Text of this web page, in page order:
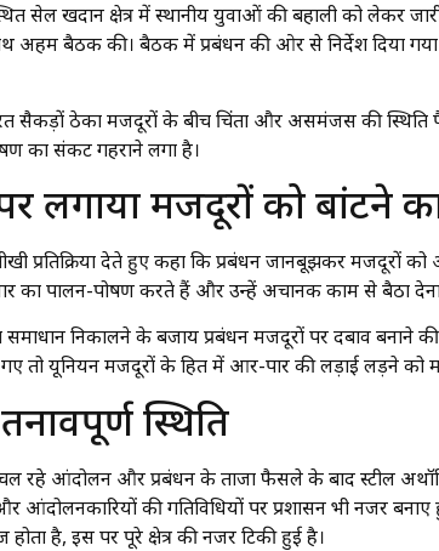
सेल खदान क्षेत्र में स्थानीय युवाओं की बहाली को लेकर
अहम बैठक की। बैठक में प्रबंधन की ओर से निर्देश दिया
सैकड़ों ठेका मजदूरों के बीच चिंता और असमंजस की स्थिति
का संकट गहराने लगा है।
पर लगाया मजदूरों को बांटने
प्रतिक्रिया देते हुए कहा कि प्रबंधन जानबूझकर मजदूरों
का पालन-पोषण करते हैं और उन्हें अचानक काम से बैठा
निकालने के बजाय प्रबंधन मजदूरों पर दबाव बनाने की
तो यूनियन मजदूरों के हित में आर-पार की लड़ाई लड़ने को
स्थिति
रहे आंदोलन और प्रबंधन के ताजा फैसले के बाद स्टील
की गतिविधियों पर प्रशासन भी नजर
है, इस पर पूरे क्षेत्र की नजर टिकी हुई है।